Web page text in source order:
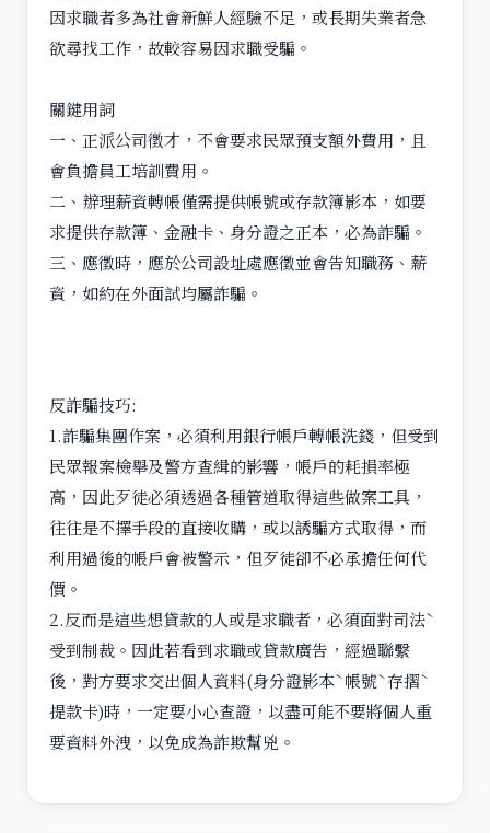
因求職者多為社會新鮮人經驗不足，或長期失業者急
欲尋找工作，故較容易因求職受騙。
關鍵用詞
一、正派公司徵才，不會要求民眾預支額外費用，且
會負擔員工培訓費用。
二、辦理薪資轉帳僅需提供帳號或存款簿影本，如要
求提供存款簿、金融卡、身分證之正本，必為詐騙。
三、應徵時，應於公司設址處應徵並會告知職務、薪
資，如約在外面試均屬詐騙。
反詐騙技巧:
1.詐騙集團作案，必須利用銀行帳戶轉帳洗錢，但受到
民眾報案檢舉及警方查緝的影響，帳戶的耗損率極
高，因此歹徒必須透過各種管道取得這些做案工具，
往往是不擇手段的直接收購，或以誘騙方式取得，而
利用過後的帳戶會被警示，但歹徒卻不必承擔任何代
價。
2.反而是這些想貸款的人或是求職者，必須面對司法ˋ
受到制裁。因此若看到求職或貸款廣告，經過聯繫
後，對方要求交出個人資料(身分證影本ˋ帳號ˋ存摺ˋ
提款卡)時，一定要小心查證，以盡可能不要將個人重
要資料外洩，以免成為詐欺幫兇。